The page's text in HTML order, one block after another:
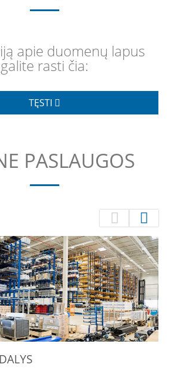
apie duomenų lapus
galite rasti čia:
TĘSTI
PASLAUGOS